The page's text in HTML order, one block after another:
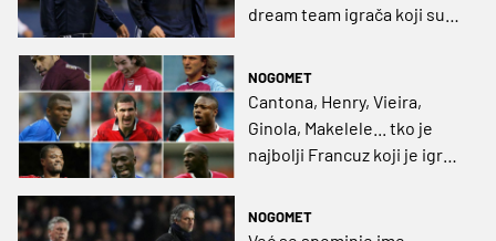
dream team igrača koji su
NOGOMET
Cantona, Henry, Vieira,
Ginola, Makelele... tko je
najbolji Francuz koji je igrao
NOGOMET